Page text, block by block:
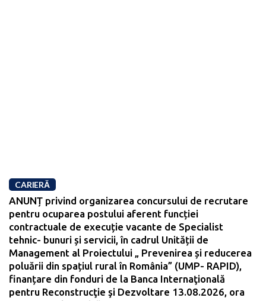
CARIERĂ
ANUNȚ privind organizarea concursului de recrutare
pentru ocuparea postului aferent funcției
contractuale de execuție vacante de Specialist
tehnic- bunuri și servicii, în cadrul Unității de
Management al Proiectului „ Prevenirea și reducerea
poluării din spațiul rural în România” (UMP- RAPID),
finanțare din fonduri de la Banca Internaţională
pentru Reconstrucţie şi Dezvoltare 13.08.2026, ora